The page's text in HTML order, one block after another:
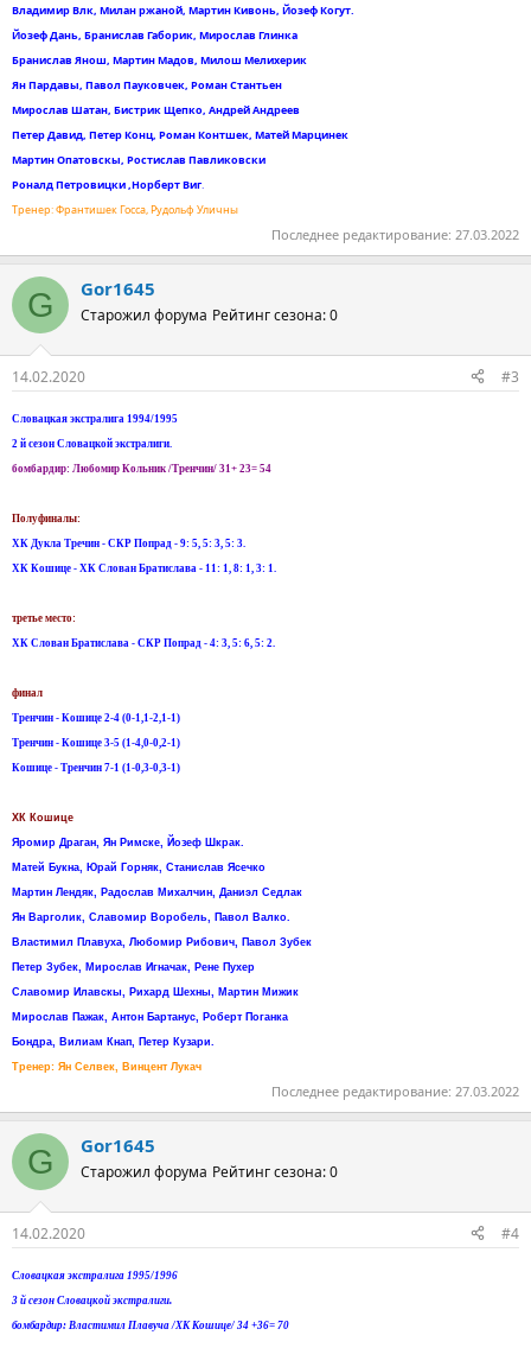
Владимир Влк, Милан ржаной, Мартин Кивонь, Йозеф Когут.
Йозеф Дань, Бранислав Габорик, Мирослав Глинка
Бранислав Янош, Мартин Мадов, Милош Мелихерик
Ян Пардавы, Павол Пауковчек, Роман Стантьен
Мирослав Шатан, Бистрик Щепко, Андрей Андреев
Петер Давид, Петер Конц, Роман Контшек, Матей Марцинек
Мартин Опатовскы, ​​Ростислав Павликовски
Роналд Петровицки ,Норберт Виг.
Тренер: Франтишек Госса, Рудольф Уличны
Последнее редактирование: 27.03.2022
G Gor1645
Старожил форума Рейтинг сезона: 0
14.02.2020 #3
Словацкая экстралига 1994/1995
2 й сезон Словацкой экстралиги.
бомбардир: Любомир Кольник /Тренчин/ 31+ 23= 54
Полуфиналы:
ХК Дукла Тречин - СКР Попрад - 9: 5, 5: 3, 5: 3.
ХК Кошице - ХК Слован Братислава - 11: 1, 8: 1, 3: 1.
третье место:
ХК Слован Братислава - СКР Попрад - 4: 3, 5: 6, 5: 2.
финал
Тренчин - Кошице 2-4 (0-1,1-2,1-1)
Тренчин - Кошице 3-5 (1-4,0-0,2-1)
Кошице - Тренчин 7-1 (1-0,3-0,3-1)
ХК Кошице
Яромир Драган, Ян Римске, Йозеф Шкрак.
Матей Букна, Юрай Горняк, Станислав Ясечко
Мартин Лендяк, Радослав Михалчин, Даниэл Седлак
Ян Варголик, Славомир Воробель, Павол Валко.
Властимил Плавуха, Любомир Рибович, Павол Зубек
Петер Зубек, Мирослав Игначак, Рене Пухер
Славомир Илавскы, Рихард Шехны, Мартин Мижик
Мирослав Пажак, Антон Бартанус, Роберт Поганка
Бондра, Вилиам Кнап, Петер Кузари.
Тренер: Ян Селвек, Винцент Лукач
Последнее редактирование: 27.03.2022
G Gor1645
Старожил форума Рейтинг сезона: 0
14.02.2020 #4
Словацкая экстралига 1995/1996
3 й сезон Словацкой экстралиги.
бомбардир: Властимил Плавуча /ХК Кошице/ 34 +36= 70